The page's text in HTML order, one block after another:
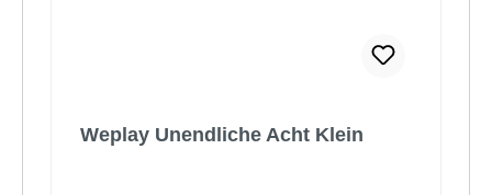
Weplay Unendliche Acht Klein